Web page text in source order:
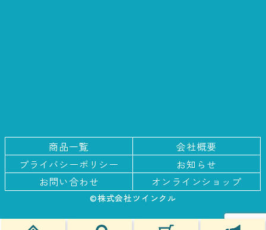
商品一覧
会社概要
プライバシーポリシー
お知らせ
お問い合わせ
オンラインショップ
©株式会社ツインクル